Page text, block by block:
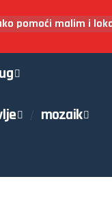
pomoći malim i
mozaik